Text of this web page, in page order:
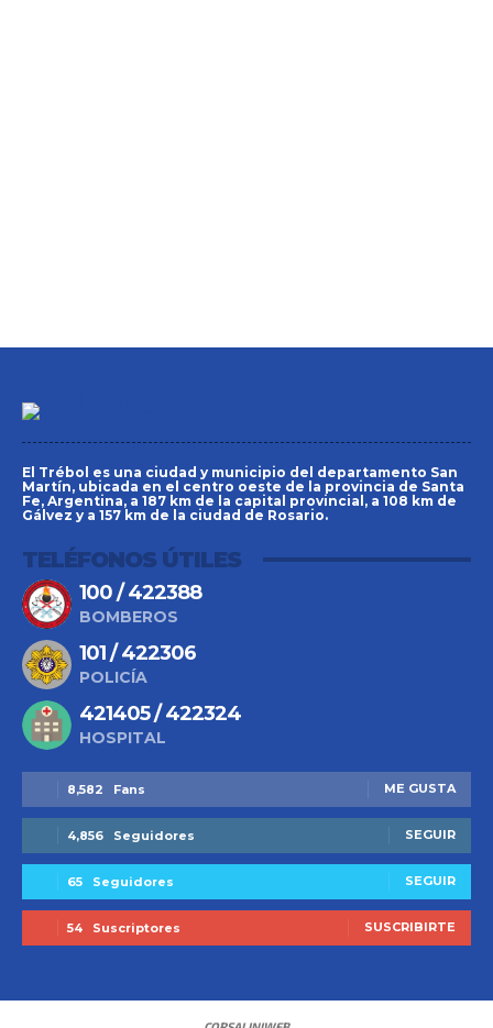
El Trébol es una ciudad y municipio del departamento San
Martín, ubicada en el centro oeste de la provincia de Santa
Fe, Argentina, a 187 km de la capital provincial, a 108 km de
Gálvez y a 157 km de la ciudad de Rosario.
TELÉFONOS ÚTILES
100 / 422388
BOMBEROS
101 / 422306
POLICÍA
421405 / 422324
HOSPITAL
8,582 Fans ME GUSTA
4,856 Seguidores SEGUIR
65 Seguidores SEGUIR
54 Suscriptores SUSCRIBIRTE